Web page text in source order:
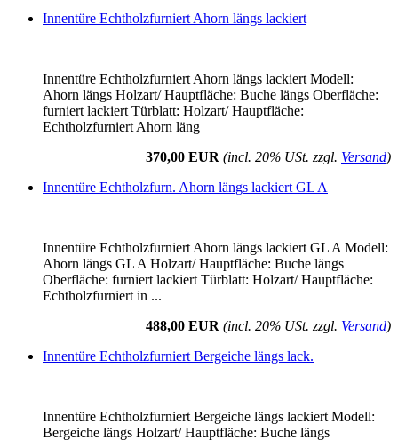
Innentüre Echtholzfurniert Ahorn längs lackiert
Innentüre Echtholzfurniert Ahorn längs lackiert Modell:
Ahorn längs Holzart/ Hauptfläche: Buche längs Oberfläche:
furniert lackiert Türblatt: Holzart/ Hauptfläche:
Echtholzfurniert Ahorn läng
370,00 EUR (incl. 20% USt. zzgl. Versand)
Innentüre Echtholzfurn. Ahorn längs lackiert GL A
Innentüre Echtholzfurniert Ahorn längs lackiert GL A Modell:
Ahorn längs GL A Holzart/ Hauptfläche: Buche längs
Oberfläche: furniert lackiert Türblatt: Holzart/ Hauptfläche:
Echtholzfurniert in ...
488,00 EUR (incl. 20% USt. zzgl. Versand)
Innentüre Echtholzfurniert Bergeiche längs lack.
Innentüre Echtholzfurniert Bergeiche längs lackiert Modell:
Bergeiche längs Holzart/ Hauptfläche: Buche längs